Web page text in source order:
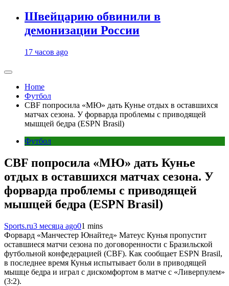
Швейцарию обвинили в
демонизации России
17 часов ago
Home
Футбол
CBF попросила «МЮ» дать Кунье отдых в оставшихся
матчах сезона. У форварда проблемы с приводящей
мышцей бедра (ESPN Brasil)
Футбол
CBF попросила «МЮ» дать Кунье
отдых в оставшихся матчах сезона. У
форварда проблемы с приводящей
мышцей бедра (ESPN Brasil)
Sports.ru3 месяца ago01 mins
Форвард «Манчестер Юнайтед» Матеус Кунья пропустит
оставшиеся матчи сезона по договоренности с Бразильской
футбольной конфедерацией (CBF). Как сообщает ESPN Brasil,
в последнее время Кунья испытывает боли в приводящей
мышце бедра и играл с дискомфортом в матче с «Ливерпулем»
(3:2).